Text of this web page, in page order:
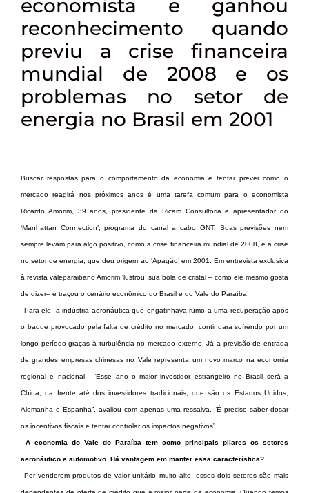
economista e ganhou
reconhecimento quando
previu a crise financeira
mundial de 2008 e os
problemas no setor de
energia no Brasil em 2001
Buscar respostas para o comportamento da economia e tentar prever como o
mercado reagirá nos próximos anos é uma tarefa comum para o economista
Ricardo Amorim, 39 anos, presidente da Ricam Consultoria e apresentador do
‘Manhattan Connection’, programa do canal a cabo GNT. Suas previsões nem
sempre levam para algo positivo, como a crise financeira mundial de 2008, e a crise
no setor de energia, que deu origem ao ‘Apagão’ em 2001. Em entrevista exclusiva
à revista valeparaibano Amorim ‘lustrou’ sua bola de cristal – como ele mesmo gosta
de dizer– e traçou o cenário econômico do Brasil e do Vale do Paraíba.
Para ele, a indústria aeronáutica que engatinhava rumo a uma recuperação após
o baque provocado pela falta de crédito no mercado, continuará sofrendo por um
longo período graças à turbulência no mercado externo. Já a previsão de entrada
de grandes empresas chinesas no Vale representa um novo marco na economia
regional e nacional. “Esse ano o maior investidor estrangeiro no Brasil será a
China, na frente até dos investidores tradicionais, que são os Estados Unidos,
Alemanha e Espanha”, avaliou com apenas uma ressalva. “É preciso saber dosar
os incentivos fiscais e tentar controlar os impactos negativos”.
A economia do Vale do Paraíba tem como principais pilares os setores
aeronáutico e automotivo. Há vantagem em manter essa característica?
Por venderem produtos de valor unitário muito alto, esses dois setores são mais